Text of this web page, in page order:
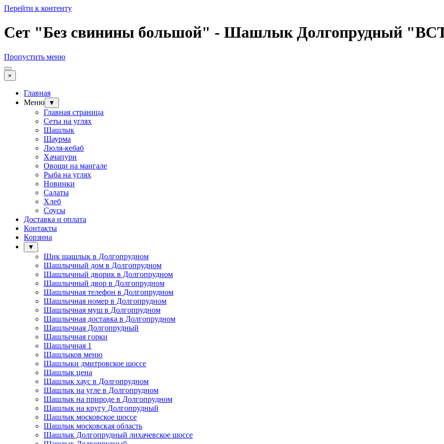
Перейти к контенту
Сет "Без свинины большой" - Шашлык Долгопрудный
Пропустить меню
×
Главная
Меню
▼
Главная страница
Сеты на углях
Шашлык
Шаурма
Люля-кебаб
Хачапури
Овощи на мангале
Рыба на углях
Новинки
Салаты
Хлеб
Соусы
Доставка и оплата
Контакты
Корзина
▼
Шик шашлык в Долгопрудном
Шашлычный дом в Долгопрудном
Шашлычный дворик в Долгопрудном
Шашлычный двор в Долгопрудном
Шашлычная телефон в Долгопрудном
Шашлычная номер в Долгопрудном
Шашлычная муш в Долгопрудном
Шашлычная доставка в Долгопрудном
Шашлычная Долгопрудный
Шашлычная горки
Шашлычная 1
Шашлыков меню
Шашлыки дмитровское шоссе
Шашлык цена
Шашлык хаус в Долгопрудном
Шашлык на угле в Долгопрудном
Шашлык на природе в Долгопрудном
Шашлык на кругу Долгопрудный
Шашлык московское шоссе
Шашлык московская область
Шашлык Долгопрудный лихачевское шоссе